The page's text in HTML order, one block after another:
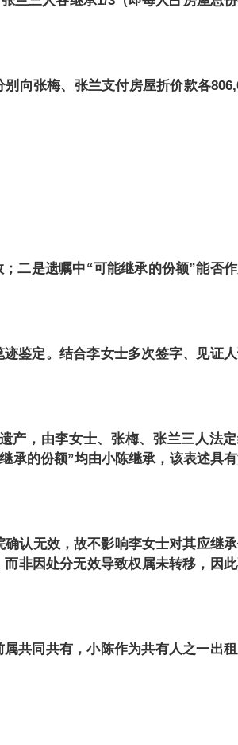
别向张梅、张兰支付房屋折价款各
二是遗嘱中“可能继承的份额”能否
鉴定。结合李女士多次签字、见证
产，由李女士、张梅、张兰三人法
承的份额”均由小陈继承，该表述具
认无效，故不影响李女士对其应继
非因处分无效导致权属未转移，因
共同共有，小陈作为共有人之一出